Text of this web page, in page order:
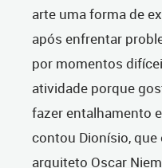
arte uma forma de
após enfrentar
por momentos
atividade porque
fazer entalhamento
contou Dionísio,
arquiteto Oscar